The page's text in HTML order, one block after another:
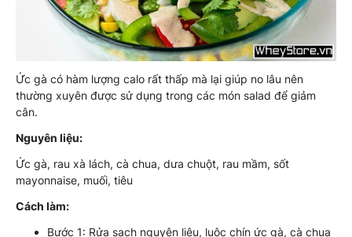
Ức gà có hàm lượng calo rất thấp mà lại giúp no lâu nên
thường xuyên được sử dụng trong các món salad để giảm
cân.
Nguyên liệu:
Ức gà, rau xà lách, cà chua, dưa chuột, rau mầm, sốt
mayonnaise, muối, tiêu
Cách làm:
Bước 1: Rửa sạch nguyên liệu, luộc chín ức gà, cà chua